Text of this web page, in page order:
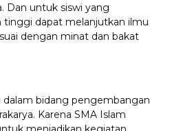
Dan untuk siswi yang
dapat melanjutkan ilmu
dengan minat dan bakat
dalam bidang pengembangan
Karena SMA Islam